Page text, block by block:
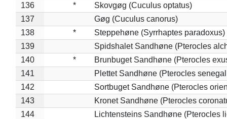
136
*
Skovgøg (Cuculus optatus)
137
Gøg (Cuculus canorus)
138
*
Steppehøne (Syrrhaptes paradoxus)
139
Spidshalet Sandhøne (Pterocles
140
*
Brunbuget Sandhøne (Pterocles
141
Plettet Sandhøne (Pterocles
142
Sortbuget Sandhøne (Pterocles
143
Kronet Sandhøne (Pterocles
144
Lichtensteins Sandhøne (Pterocles